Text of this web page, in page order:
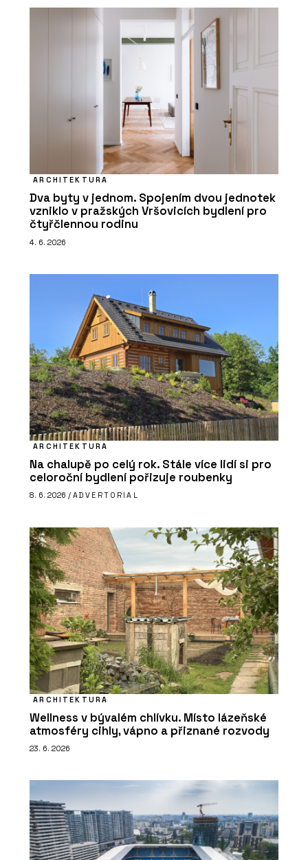
ARCHITEKTURA
Dva byty v jednom. Spojením dvou jednotek
vzniklo v pražských Vršovicích bydlení pro
čtyřčlennou rodinu
4. 6. 2026
ARCHITEKTURA
Na chalupě po celý rok. Stále více lidí si pro
celoroční bydlení pořizuje roubenky
8. 6. 2026 / ADVERTORIAL
ARCHITEKTURA
Wellness v bývalém chlívku. Místo lázeňské
atmosféry cihly, vápno a přiznané rozvody
23. 6. 2026